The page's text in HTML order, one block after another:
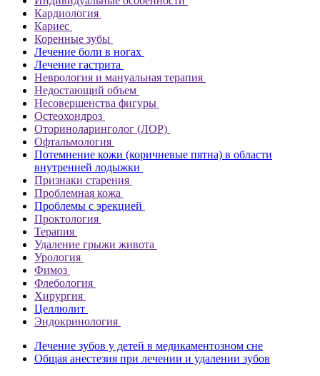
Кардиология
Кариес
Коренные зубы
Лечение боли в ногах
Лечение гастрита
Неврология и мануальная терапия
Недостающий объем
Несовершенства фигуры
Остеохондроз
Оториноларинголог (ЛОР)
Офтальмология
Потемнение кожи (коричневые пятна) в области
внутренней лодыжки
Признаки старения
Проблемная кожа
Проблемы с эрекцией
Проктология
Терапия
Удаление грыжи живота
Урология
Фимоз
Флебология
Хирургия
Целлюлит
Эндокринология
Лечение зубов у детей в медикаментозном сне
Общая анестезия при лечении и удалении зубов